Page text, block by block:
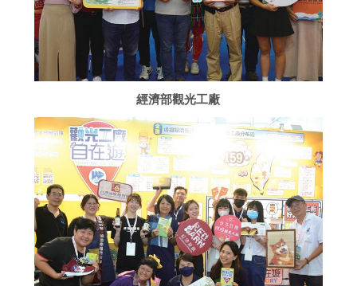
經濟部觀光工廠